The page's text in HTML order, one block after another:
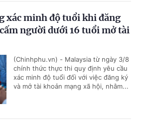
xác minh độ tuổi khi đăng
người dưới 16 tuổi mở tài
(Chinhphu.vn) - Malaysia từ ngày 3/8
chính thức thực thi quy định yêu cầu
xác minh độ tuổi đối với việc đăng ký
và mở tài khoản mạng xã hội, nhằm...